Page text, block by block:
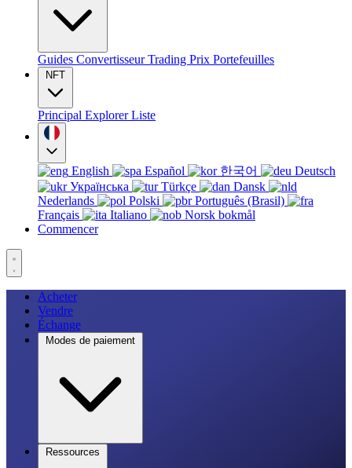
Guides ConvertisseurTrading Prix Portefeuilles
NFT
Principal ExplorerListe
English Español 한국어
Deutsch
Українська
Türkçe
Dansk
Nederlands
Polski
Português (Brasil)
Français
Italiano
Norsk bokmål
Commencer
Acheter
Vendre
Échange
Modes de paiement
Ressources